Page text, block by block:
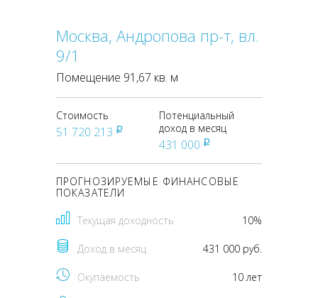
Москва, Андропова пр-т, вл.
9/1
Помещение 91,67 кв. м
Стоимость
51 720 213 pуб
Потенциальный
доход в месяц
431 000 pуб
ПРОГНОЗИРУЕМЫЕ ФИНАНСОВЫЕ
ПОКАЗАТЕЛИ
Текущая доходность 10%
Доход в месяц 431 000 руб.
Окупаемость 10 лет